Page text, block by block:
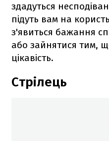
здадуться
підуть вам на
з'явиться бажання
або зайнятися тим,
цікавість.
Стрілець